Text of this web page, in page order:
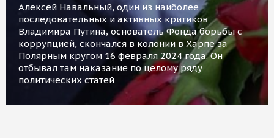
Алексей Навальный, один из наиболее
последовательных и активных критиков
Владимира Путина, основатель Фонда борьбы с
коррупцией, скончался в колонии в Харпе за
Полярным кругом 16 февраля 2024 года. Он
отбывал там наказание по целому ряду
политических статей